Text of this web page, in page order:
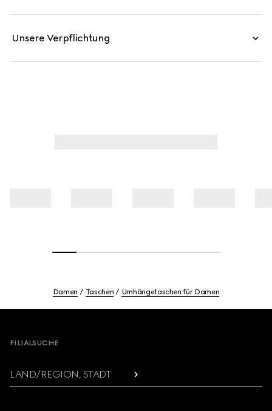
Unsere Verpflichtung
Damen Taschen Umhängetaschen für Damen
FILIALSUCHE
LAND/REGION, STADT